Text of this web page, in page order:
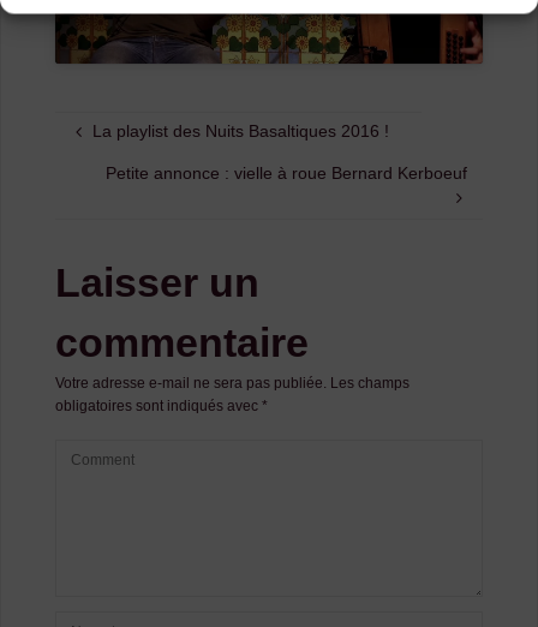
La playlist des Nuits Basaltiques 2016 !
Petite annonce : vielle à roue Bernard Kerboeuf
Laisser un
commentaire
Votre adresse e-mail ne sera pas publiée. Les champs
obligatoires sont indiqués avec *